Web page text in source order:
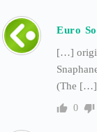
Euro
[…]
(The […]
0